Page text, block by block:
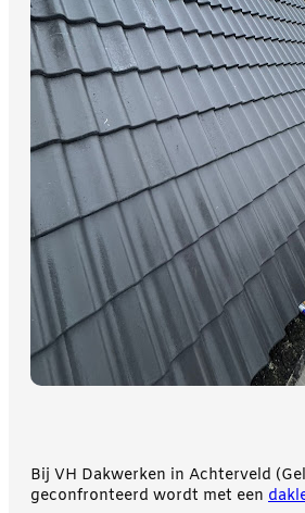
Bij VH Dakwerken in Achterveld
geconfronteerd wordt met een